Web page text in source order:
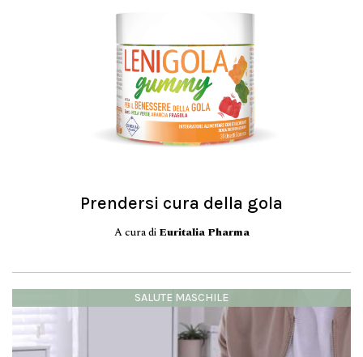
Prendersi cura della gola
A cura di Euritalia Pharma
SALUTE MASCHILE